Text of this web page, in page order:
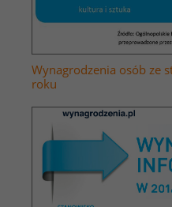
Wynagrodzenia osób ze
roku